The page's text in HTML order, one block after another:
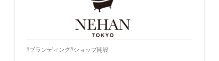
ブランディング ショップ開設